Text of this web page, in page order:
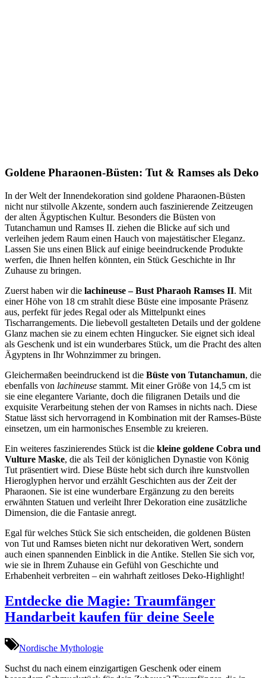
Goldene Pharaonen-Büsten: Tut & Ramses als Deko
In der Welt der Innendekoration sind goldene Pharaonen-Büsten
nicht nur stilvolle Akzente, sondern auch faszinierende Zeitzeugen
der alten Ägyptischen Kultur. Besonders die Büsten von
Tutanchamun und Ramses II. ziehen die Blicke auf sich und
verleihen jedem Raum einen Hauch von majestätischer Eleganz.
Lassen Sie uns einen Blick auf einige beeindruckende Produkte
werfen, die Ihnen helfen könnten, ein Stück Geschichte in Ihr
Zuhause zu bringen.
Zuerst haben wir die lachineuse – Bust Pharaoh Ramses II. Mit
einer Höhe von 18 cm strahlt diese Büste eine imposante Präsenz
aus, perfekt für jedes Regal oder als Mittelpunkt eines
Tischarrangements. Die liebevoll gestalteten Details und der goldene
Glanz machen sie zu einem echten Hingucker. Sie eignet sich ideal
als Geschenk und ist ein wunderbares Stück, um die Pracht des alten
Ägyptens in Ihr Wohnzimmer zu bringen.
Gleichermaßen beeindruckend ist die Büste von Tutanchamun, die
ebenfalls von lachineuse stammt. Mit einer Größe von 14,5 cm ist
sie eine elegantere Variante, doch die filigranen Details und die
exquisite Verarbeitung stehen der von Ramses in nichts nach. Diese
Statue lässt sich hervorragend in Kombination mit der Ramses-Büste
einsetzen, um ein harmonisches Ensemble zu kreieren.
Ein weiteres faszinierendes Stück ist die kleine goldene Cobra und
Vulture Maske, die als Teil der königlichen Dynastie von König
Tut präsentiert wird. Diese Büste hebt sich durch ihre kunstvollen
Hieroglyphen hervor und erzählt Geschichten aus der Zeit der
Pharaonen. Sie ist eine wunderbare Ergänzung zu den bereits
erwähnten Statuen und verleiht Ihrer Dekoration eine zusätzliche
Dimension, die die Fantasie anregt.
Egal für welches Stück Sie sich entscheiden, die goldenen Büsten
von Tut und Ramses bieten nicht nur dekorativen Wert, sondern
auch einen spannenden Einblick in die Antike. Stellen Sie sich vor,
wie sie in Ihrem Zuhause ein Gefühl von Geschichte und
Erhabenheit verbreiten – ein wahrhaft zeitloses Deko-Highlight!
Entdecke die Magie: Traumfänger
Handarbeit kaufen für deine Seele
Nordische Mythologie
Suchst du nach einem einzigartigen Geschenk oder einem